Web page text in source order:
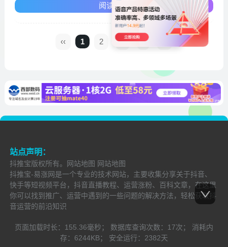
阅读全文
‹‹ 1 2 3 ›
站点声明：
抖推宝版权所有。 网站地图 网站地图
抖推宝-易涨网是一个专业的技术网站，主要收集分享关于抖音、
快手等短视频平台，抖音直播教程、运营涨粉、百科文章，在这里
你可以找到推广、运营中遇到的一些问题的解决方法，轻松获取抖
音运营的前沿知识
页面加载时长： 155.36毫秒； 数据库查询次数： 17次；
消耗内
存： 6244KB； 安全运行： 2382天